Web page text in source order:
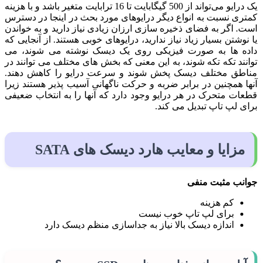
یک درایو می‌تواند از 500 گیگابایت تا 16 ترابایت متغیر باشد و با هزینه
کمتری نسبت به انواع دیگر درایوهای مورد بحث در اینجا در دسترس
است. اگر به فضای ذخیره سازی ارزان زیادی نیاز دارید و به خواندن
یا نوشتن بسیار زیاد نیاز ندارید، درایوهای خوبی هستند. از آنجایی که
داده ها به صورت فیزیکی روی یک دیسک نوشته می شوند، می
توانند تکه تکه شوند، به این معنی که بخش های مختلف می توانند در
مناطق مختلف دیسک پخش شوند و سرعت درایو را کاهش دهند.
آنها همچنین در برابر ضربه و حرکت ناگهانی آسیب پذیر هستند زیرا
قطعات متحرک در هر درایو وجود دارد که آنها را به انتخاب ضعیفی
برای لپ تاپ تبدیل می کند.
مزایا و معایب هارد دیسک های SATA
جوانب مثبت منفی
کم هزینه
برای لپ تاپ خوب نیست
اندازه دیسک بالا نیاز به جداسازی منظم دیسک دارد